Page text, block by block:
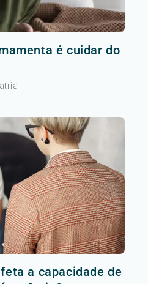
é cuidar do
a capacidade de